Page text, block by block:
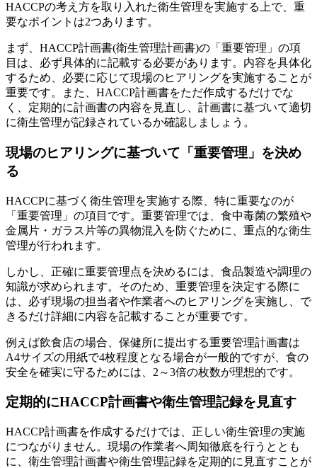
HACCPの考え方を取り入れた衛生管理を実施する上で、重
要なポイントは2つあります。
まず、HACCP計画書(衛生管理計画書)の「重要管理」の項
目は、必ず具体的に記載する必要があります。内容を具体化
するため、必要に応じて現場のヒアリングを実施することが
重要です。また、HACCP計画書をただ作成するだけでな
く、定期的に計画書の内容を見直し、計画書に基づいて適切
に衛生管理が記録されているか確認しましょう。
現場のヒアリングに基づいて「重要管理」を決め
る
HACCPに基づく衛生管理を実施する際、特に重要なのが
「重要管理」の項目です。重要管理では、食中毒菌の繁殖や
金属片・ガラス片等の異物混入を防ぐために、重点的な衛生
管理が行われます。
しかし、正確に重要管理点を決めるには、食品製造や調理の
知識が求められます。そのため、重要管理を決定する際に
は、必ず現場の担当者や作業者へのヒアリングを実施し、で
きるだけ詳細に内容を記載することが重要です。
例えば飲食店の場合、保健所に提出する重要管理計画書は
A4サイズの用紙で4枚程度となる場合が一般的ですが、食の
安全を確実に守るためには、2～3倍の枚数が理想的です。
定期的にHACCP計画書や衛生管理記録を見直す
HACCP計画書を作成するだけでは、正しい衛生管理の実施
につながりません。現場の作業者へ周知徹底を行うととも
に、衛生管理計画書や衛生管理記録を定期的に見直すことが